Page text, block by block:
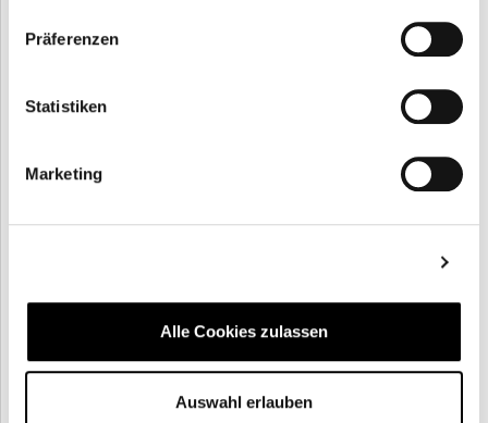
Präferenzen
Statistiken
Marketing
Alle Cookies zulassen
Auswahl erlauben
Zurück